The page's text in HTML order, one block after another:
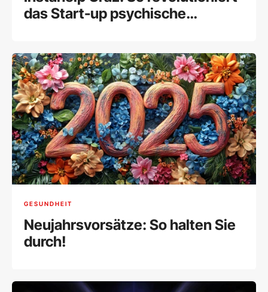
das Start-up psychische
GESUNDHEIT
Neujahrsvorsätze: So halten Sie
durch!